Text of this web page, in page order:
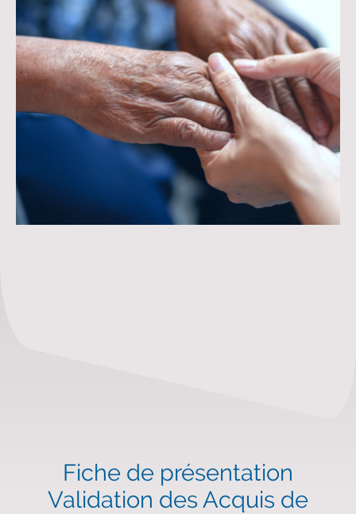
Fiche de présentation
Validation des Acquis de